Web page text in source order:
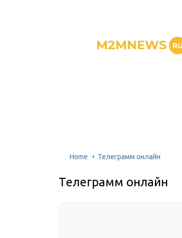
M2MNEWS RU
Home Телеграмм онлайн
Телеграмм онлайн